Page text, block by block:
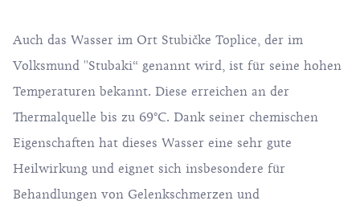
Auch das Wasser im Ort Stubičke Toplice, der im
Volksmund ''Stubaki“ genannt wird, ist für seine hohen
Temperaturen bekannt. Diese erreichen an der
Thermalquelle bis zu 69°C. Dank seiner chemischen
Eigenschaften hat dieses Wasser eine sehr gute
Heilwirkung und eignet sich insbesondere für
Behandlungen von Gelenkschmerzen und